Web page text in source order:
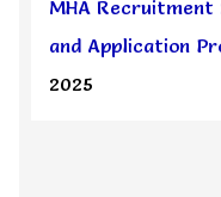
MHA
and Application
2025